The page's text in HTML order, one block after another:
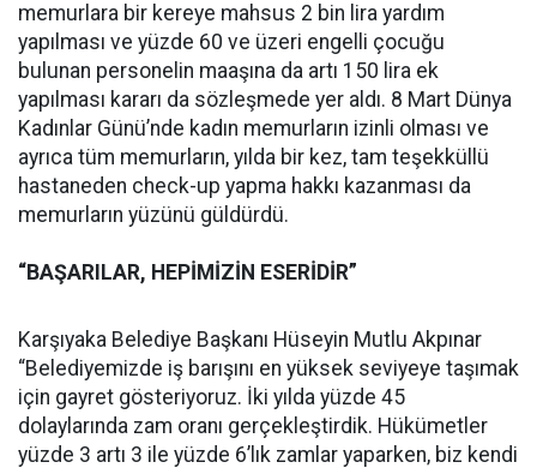
memurlara bir kereye mahsus 2 bin lira yardım
yapılması ve yüzde 60 ve üzeri engelli çocuğu
bulunan personelin maaşına da artı 150 lira ek
yapılması kararı da sözleşmede yer aldı. 8 Mart Dünya
Kadınlar Günü’nde kadın memurların izinli olması ve
ayrıca tüm memurların, yılda bir kez, tam teşekküllü
hastaneden check-up yapma hakkı kazanması da
memurların yüzünü güldürdü.
“BAŞARILAR, HEPİMİZİN ESERİDİR”
Karşıyaka Belediye Başkanı Hüseyin Mutlu Akpınar
“Belediyemizde iş barışını en yüksek seviyeye taşımak
için gayret gösteriyoruz. İki yılda yüzde 45
dolaylarında zam oranı gerçekleştirdik. Hükümetler
yüzde 3 artı 3 ile yüzde 6’lık zamlar yaparken, biz kendi